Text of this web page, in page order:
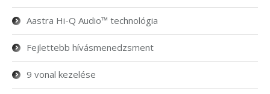
Aastra Hi-Q Audio™ technológia
Fejlettebb hívásmenedzsment
9 vonal kezelése